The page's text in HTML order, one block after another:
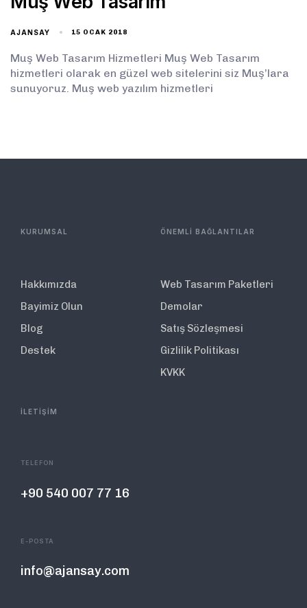
AJANSAY 15 OCAK 2018
Muş Web Tasarım Hizmetleri Muş Web Tasarım
hizmetleri olarak en güzel web sitelerini siz Muş’lara
sunuyoruz. Muş web yazılım hizmetleri
KURUMSAL
Hakkımızda
Bayimiz Olun
Blog
Destek
ÖNEMLİ BAĞLANTILAR
Web Tasarım Paketleri
Demolar
Satış Sözleşmesi
Gizlilik Politikası
KVKK
İLETİŞİM
TELEFON
+90 540 007 77 16
E-POSTA
info@ajansay.com